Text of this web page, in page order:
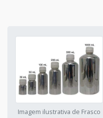
Imagem ilustrativa de Frasco